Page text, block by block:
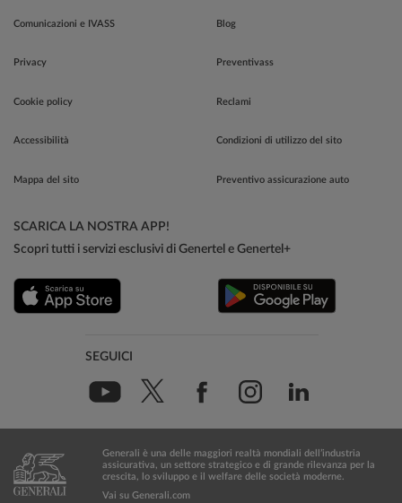
Comunicazioni e IVASS
Privacy
Cookie policy
Accessibilità
Mappa del sito
Blog
Preventivass
Reclami
Condizioni di utilizzo del sito
Preventivo assicurazione auto
SCARICA LA NOSTRA APP!
Scopri tutti i servizi esclusivi di Genertel e Genertel+
SEGUICI
Generali è una delle maggiori realtà mondiali dell’industria
assicurativa, un settore strategico e di grande rilevanza per la
crescita, lo sviluppo e il welfare delle società moderne.
Vai su Generali.com